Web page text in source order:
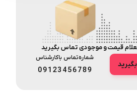
قیمت و موجودی تماس بگیرید
شماره‌تماس‌ با‌کارشناس
09123456789